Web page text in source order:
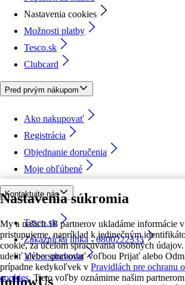
Nastavenia súkromia
My a našich 18 partnerov ukladáme informácie
pristupujeme, napríklad k jedinečným
cookie, za účelom spracúvania osobných
udeliť alebo spravovať voľbou Prijať alebo
prípadne kedykoľvek v Pravidlách pre ochranu
cookies. Tieto voľby oznámime našim
Nastavenia cookies
Možnosti platby
Tesco.sk
Clubcard
Pred prvým nákupom
Ako nakupovať
Registrácia
Objednanie doručenia
Moje obľúbené
Kontaktujte nás
Tesco.sk
Zákaznícka linka - 0800222333
Výber obchodu
followUs